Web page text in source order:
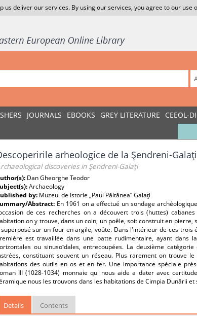
us deliver our services. By using our services, you agree to our use
JOURNALS EBOOKS GREY LITERATURE CEEOL-
arheologice de la Şendreni-Galaţi
discoveries in Şendreni-Galaţi
Dan Gheorghe Teodor
Archaeology
by: Muzeul de Istorie „Paul Păltănea” Galaţi
Abstract: En 1961 on a effectué un sondage
de ces recherches on a découvert trois (huttes)
on y trouve, dans un coin, un poêle, soit construit en
sur un four en argile, voûte. Dans l'intérieur de ces
est travaillée dans une patte rudimentaire, ayant dans
ou sinusoïdales, entrecoupées. La deuxième
constituant souvent un réseau. Plus rarement on trouve
des outils en os et en fer. Une importance spéciale
III (1028-1034) monnaie qui nous aide a dater avec
nous les trouvons dans les habitations de Cimpia Dunârii
Details Contents